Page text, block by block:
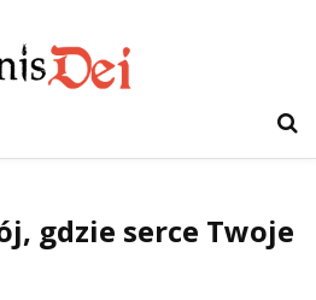
gdzie serce Twoje